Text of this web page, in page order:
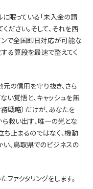
眠っている「未入金の請
ださい。そして、それを西
ンで全国即日対応が可能な
る算段を最速で整えてく
の信用を守り抜き、さら
い覚悟と、キャッシュを無
戦略）だけが、あなたを
救い出す、唯一の光とな
止まるのではなく、機動
、鳥取県でのビジネスの
ファクタリングをします。